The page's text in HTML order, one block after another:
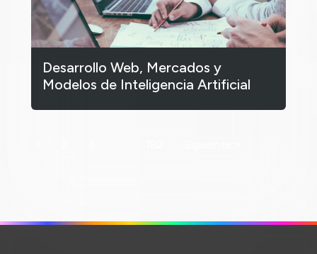
Desarrollo Web, Mercados y
Modelos de Inteligencia Artificial